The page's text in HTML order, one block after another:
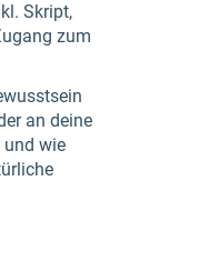
Skript,
zum
an deine
und wie